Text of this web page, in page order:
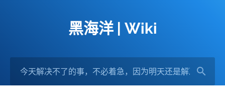
黑海洋 | Wiki